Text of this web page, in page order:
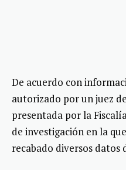
De acuerdo con
autorizado por un juez
presentada por la
de investigación en la
recabado diversos datos